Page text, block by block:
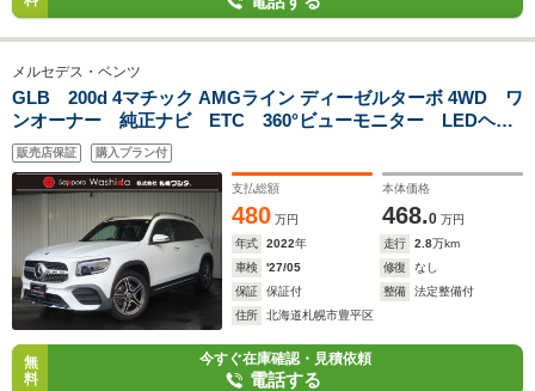
メルセデス・ベンツ
GLB 200d 4マチック AMGライン ディーゼルターボ 4WD ワ
ンオーナー 純正ナビ ETC 360°ビューモニター LEDヘッ
ドライト シートヒーター パワーバックドア
販売店保証 購入プラン付
支払総額
480 万円
本体価格
468.0 万円
年式
2022年 走行 2.8万km
車検
'27/05 修復
なし
保証
保証付 整備
法定整備付
住所
北海道札幌市豊平区
無
料
今すぐ在庫確認・見積依頼
電話する